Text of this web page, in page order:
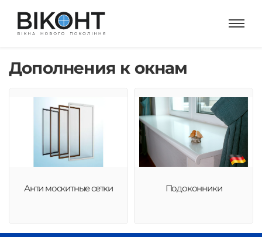
Дополнения к окнам
Анти москитные сетки Подоконники